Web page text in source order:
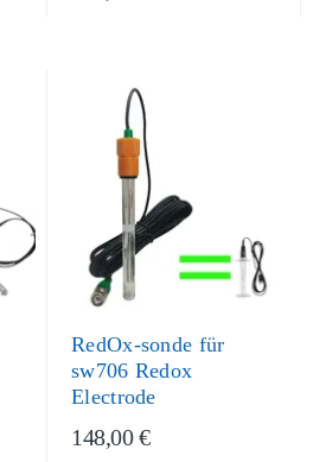
RedOx-sonde für
sw706 Redox
Electrode
148,00 €